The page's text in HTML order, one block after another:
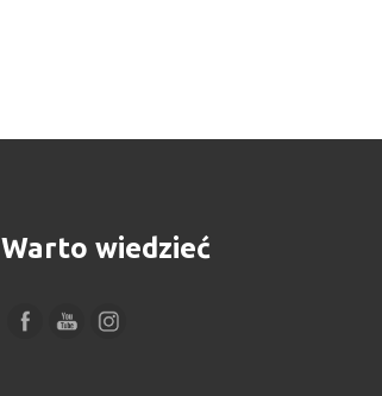
Warto wiedzieć